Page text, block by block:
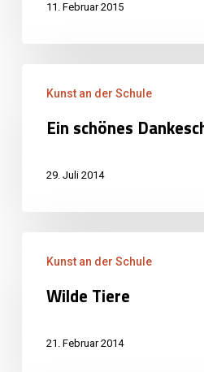
11. Februar 2015
schönes
Dankeschön
Kunst an der Schule
Ein schönes
29. Juli 2014
Tiere
Kunst an der Schule
Wilde Tiere
21. Februar 2014